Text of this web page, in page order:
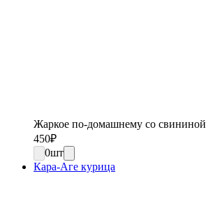
Жаркое по-домашнему со свининой
450₽
0шт
Кара-Аге курица